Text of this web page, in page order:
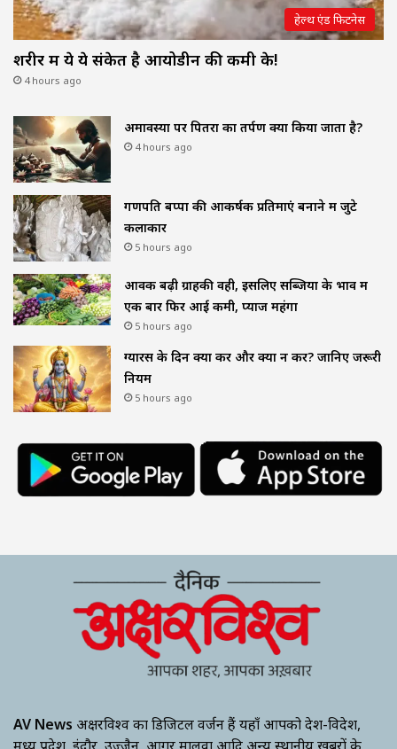
हेल्थ एंड फिटनेस
शरीर में ये ये संकेत है आयोडीन की कमी के!
4 hours ago
अमावस्या पर पितरों का तर्पण क्यों किया जाता है?
4 hours ago
गणपति बप्पा की आकर्षक प्रतिमाएं बनाने में जुटे
कलाकार
5 hours ago
आवक बढ़ी ग्राहकी वही, इसलिए सब्जियों के भाव में
एक बार फिर आई कमी, प्याज महंगा
5 hours ago
ग्यारस के दिन क्या करें और क्या न करें? जानिए जरूरी
नियम
5 hours ago
AV News अक्षरविश्व का डिजिटल वर्जन हैं यहाँ आपको देश-विदेश,